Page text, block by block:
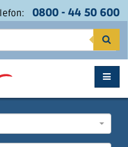
0800 - 44 50 600